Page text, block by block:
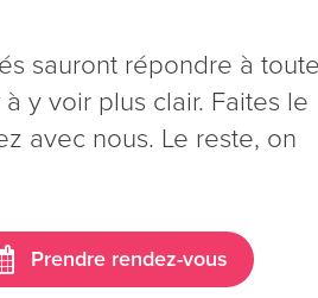
sauront répondre à
y voir plus clair. Faites le
avec nous. Le reste, on
Prendre rendez-vous